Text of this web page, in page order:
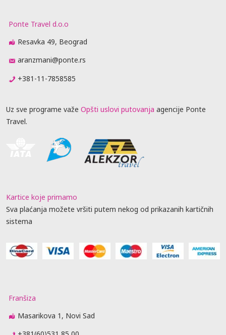
Ponte Travel d.o.o
Resavka 49, Beograd
aranzmani@ponte.rs
+381-11-7858585
Uz sve programe važe Opšti uslovi putovanja agencije Ponte
Travel.
Kartice koje primamo
Sva plaćanja možete vršiti putem nekog od prikazanih kartičnih
sistema
Franšiza
Masarikova 1, Novi Sad